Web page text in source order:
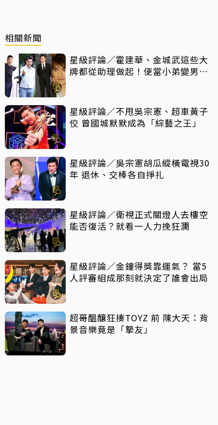
相關新聞
星級評論／霍建華、金城武這些大
牌都從助理做起！便當小弟變男神
星級評論／不甩吳宗憲、超車黃子
佼 曾國城默默成為「綜藝之王」
星級評論／吳宗憲胡瓜縱橫電視30
年 退休、交棒各自掙扎
星級評論／衛視正式關燈人去樓空
能否復活？就看一人力挽狂瀾
星級評論／金鐘得獎靠運氣？ 當5
人評審組成那刻就決定了誰會出局
超哥醞釀狂揍TOYZ 前 陳大天：背
景音樂竟是「摯友」